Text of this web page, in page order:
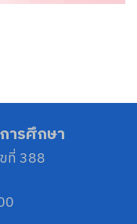
ารศึกษา
ที่ 388